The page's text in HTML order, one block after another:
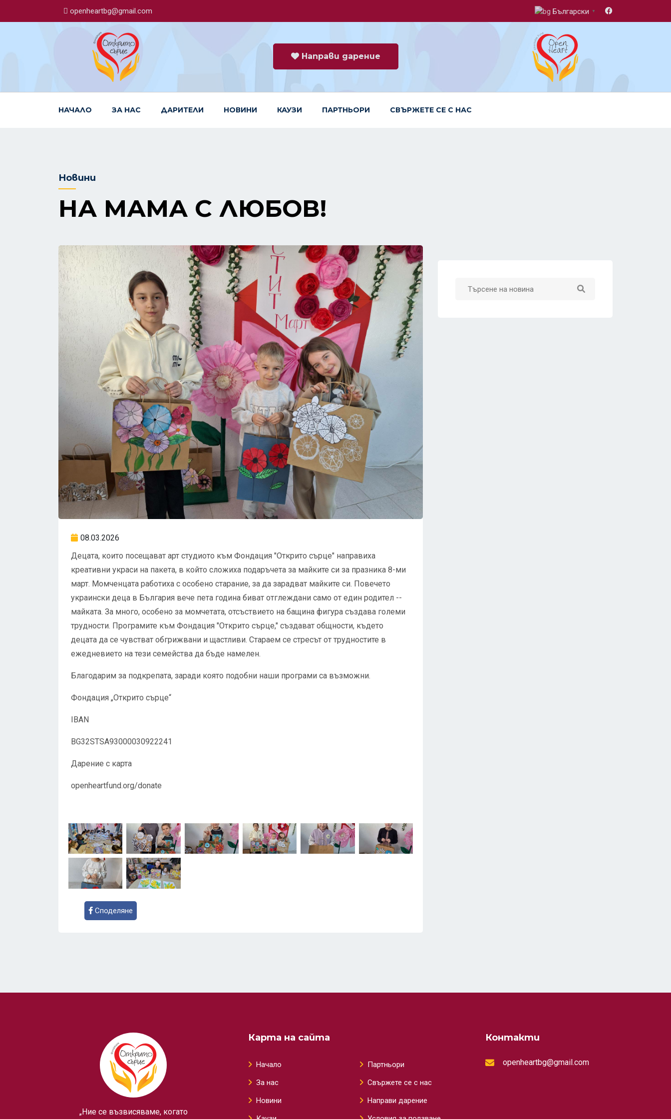
openheartbg@gmail.com Български ▼
Направи дарение
НАЧАЛО ЗА НАС ДАРИТЕЛИ НОВИНИ КАУЗИ ПАРТНЬОРИ СВЪРЖЕТЕ СЕ С НАС
Новини
НА МАМА С ЛЮБОВ!
08.03.2026
Децата, които посещават арт студиото към Фондация "Открито сърце" направиха
креативни украси на пакета, в който сложиха подаръчета за майките си за празника 8-ми
март. Момченцата работиха с особено старание, за да зарадват майките си. Повечето
украински деца в България вече пета година биват отглеждани само от един родител --
майката. За много, особено за момчетата, отсъствието на бащина фигура създава големи
трудности. Програмите към Фондация "Открито сърце," създават общности, където
децата да се чувстват обгрижвани и щастливи. Стараем се стресът от трудностите в
ежедневието на тези семейства да бъде намелен.
Благодарим за подкрепата, заради която подобни наши програми са възможни.
Фондация „Открито сърце“
IBAN
BG32STSA93000030922241
Дарение с карта
openheartfund.org/donate
Споделяне
„Ние се възвисяваме, когато
Карта на сайта
Начало
За нас
Новини
Партньори
Свържете се с нас
Направи дарение
Контакти
openheartbg@gmail.com